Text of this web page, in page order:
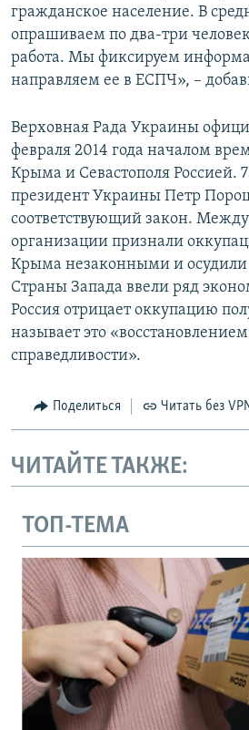
гражданское население. В
опрашиваем по два-три
работа. Мы фиксируем
направляем ее в ЕСПЧ», –
Верховная Рада Украины
февраля 2014 года началом
Крыма и Севастополя Россией. 7
президент Украины Петр
соответствующий закон.
организации признали
Крыма незаконными и осудили
Страны Запада ввели ряд
Россия отрицает оккупацию
называет это
справедливости».
Поделиться Читать без
ЧИТАЙТЕ ТАКЖЕ:
ТОП-ТЕМА